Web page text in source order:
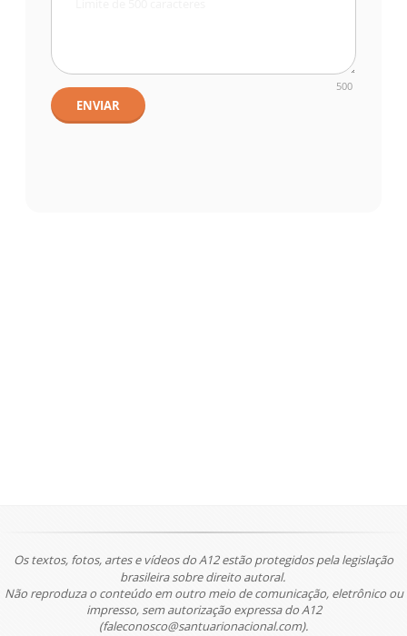
500
ENVIAR
Os textos, fotos, artes e vídeos do A12 estão protegidos pela legislação
brasileira sobre direito autoral.
Não reproduza o conteúdo em outro meio de comunicação, eletrônico ou
impresso, sem autorização expressa do A12
(faleconosco@santuarionacional.com).